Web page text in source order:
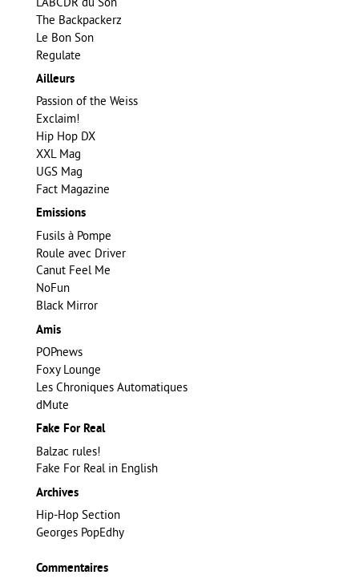
The Backpackerz
Le Bon Son
Regulate
Ailleurs
Passion of the Weiss
Exclaim!
Hip Hop DX
XXL Mag
UGS Mag
Fact Magazine
Emissions
Fusils à Pompe
Roule avec Driver
Canut Feel Me
NoFun
Black Mirror
Amis
POPnews
Foxy Lounge
Les Chroniques Automatiques
dMute
Fake For Real
Balzac rules!
Fake For Real in English
Archives
Hip-Hop Section
Georges PopEdhy
Commentaires